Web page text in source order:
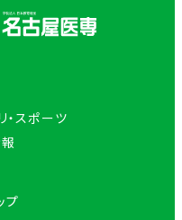
・スポーツ
プ